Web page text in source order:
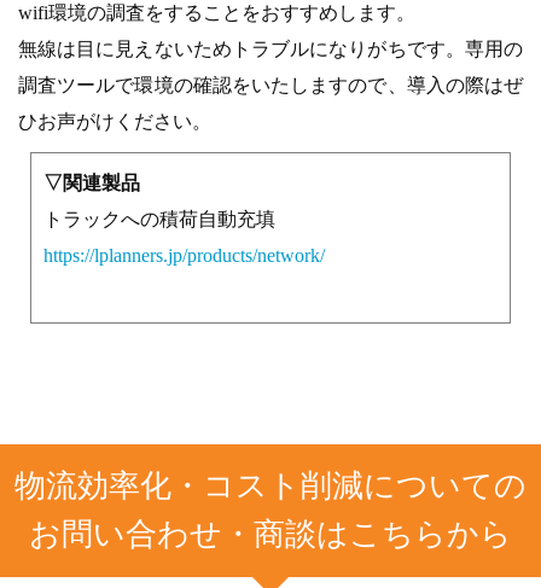
wifi環境の調査をすることをおすすめします。
無線は目に見えないためトラブルになりがちです。専用の
調査ツールで環境の確認をいたしますので、導入の際はぜ
ひお声がけください。
▽関連製品
トラックへの積荷自動充填
https://lplanners.jp/products/network/
物流効率化・コスト削減についての
お問い合わせ・商談はこちらから